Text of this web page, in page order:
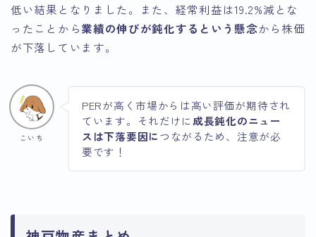
低い結果となりました。また、経常利益は19.2%減とな
ったことから業績の伸びが鈍化するという懸念から株価
が下落しています。
こいち
PERが高く市場からは高い評価が期待され
ています。それだけに成長鈍化のニュー
スは下落要因につながるため、注意が必
要です！